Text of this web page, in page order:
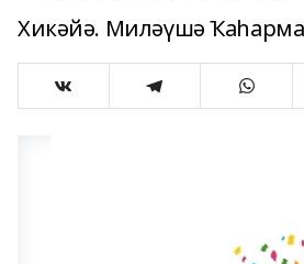
Хикәйә. Миләүшә